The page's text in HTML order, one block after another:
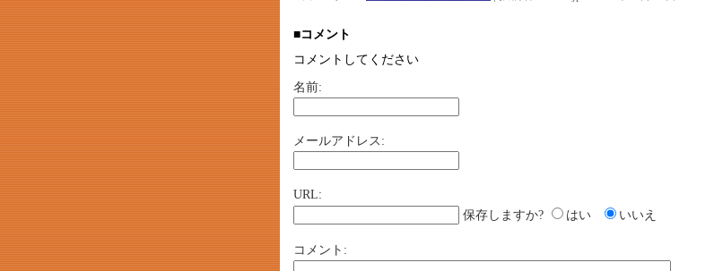
■コメント
コメントしてください
名前:
メールアドレス:
URL:
保存しますか?
はい いいえ
コメント: